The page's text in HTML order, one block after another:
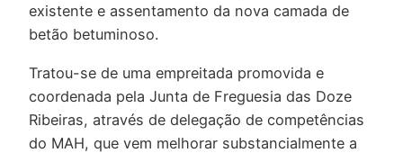
existente e assentamento da nova camada de
betão betuminoso.
Tratou-se de uma empreitada promovida e
coordenada pela Junta de Freguesia das Doze
Ribeiras, através de delegação de competências
do MAH, que vem melhorar substancialmente a